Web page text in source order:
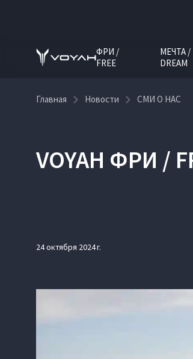
ФРИ /
FREE
МЕЧТА /
DREAM
Главная Новости СМИ О НАС
VOYAH ФРИ /
24 октября 2024 г.